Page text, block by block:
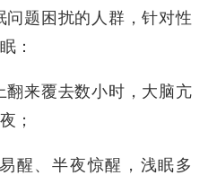
题困扰的人群，针对性
：
翻来覆去数小时，大脑亢
；
醒、半夜惊醒，浅眠多